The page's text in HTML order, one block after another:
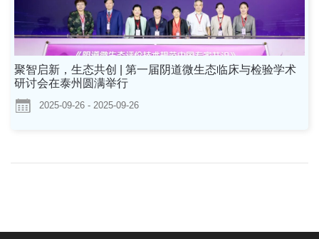
聚智启新，生态共创 | 第一届阴道微生态临床与检验学术
研讨会在泰州圆满举行
2025-09-26 - 2025-09-26